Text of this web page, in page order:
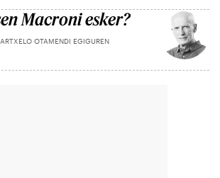
Macroni esker?
OTAMENDI EGIGUREN